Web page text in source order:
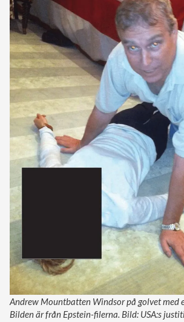
Andrew Mountbatten Windsor på golvet med
Bilden är från Epstein-filerna. Bild: USA:s